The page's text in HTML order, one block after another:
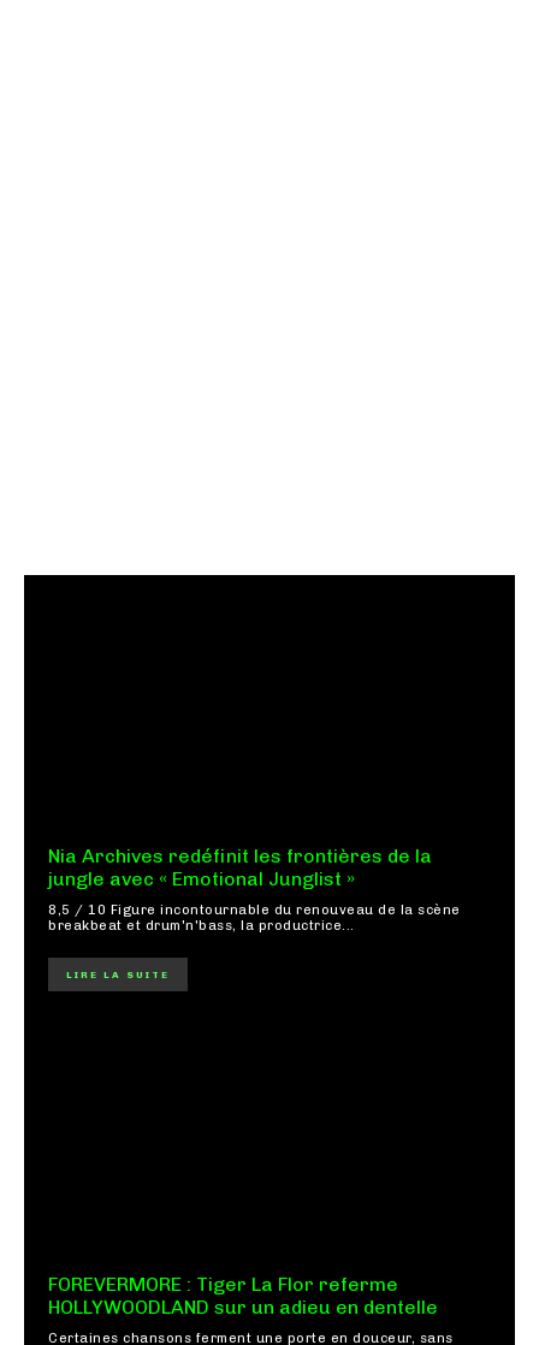
Nia Archives redéfinit les frontières de la
jungle avec « Emotional Junglist »
8,5 / 10 Figure incontournable du renouveau de la scène
breakbeat et drum'n'bass, la productrice...
LIRE LA SUITE
FOREVERMORE : Tiger La Flor referme
HOLLYWOODLAND sur un adieu en dentelle
Certaines chansons ferment une porte en douceur, sans